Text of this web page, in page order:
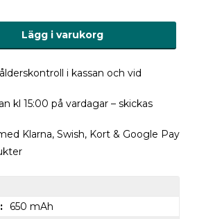
Lägg i varukorg
i kassan och vid
kl 15:00 på vardagar – skickas
Klarna, Swish, Kort & Google Pay
650 mAh